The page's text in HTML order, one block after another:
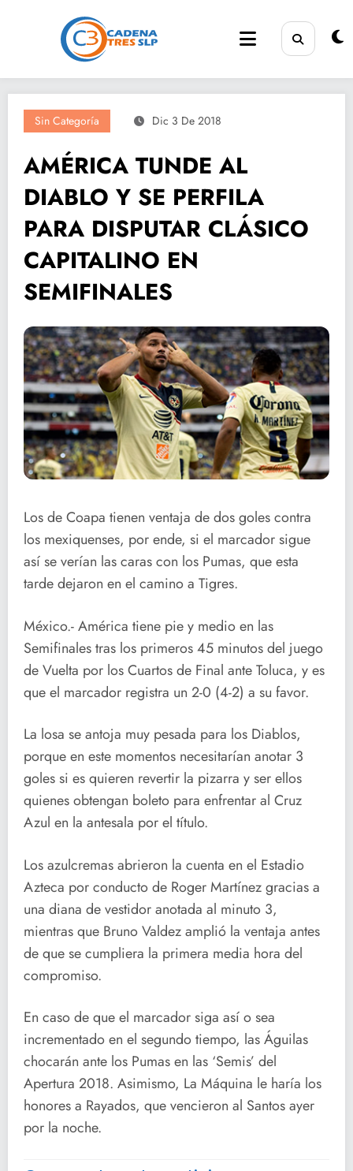
Sin Categoría Dic 3 De 2018
AMÉRICA TUNDE AL
DIABLO Y SE PERFILA
PARA DISPUTAR CLÁSICO
CAPITALINO EN
SEMIFINALES
Los de Coapa tienen ventaja de dos goles contra
los mexiquenses, por ende, si el marcador sigue
así se verían las caras con los Pumas, que esta
tarde dejaron en el camino a Tigres.
México.- América tiene pie y medio en las
Semifinales tras los primeros 45 minutos del juego
de Vuelta por los Cuartos de Final ante Toluca, y es
que el marcador registra un 2-0 (4-2) a su favor.
La losa se antoja muy pesada para los Diablos,
porque en este momentos necesitarían anotar 3
goles si es quieren revertir la pizarra y ser ellos
quienes obtengan boleto para enfrentar al Cruz
Azul en la antesala por el título.
Los azulcremas abrieron la cuenta en el Estadio
Azteca por conducto de Roger Martínez gracias a
una diana de vestidor anotada al minuto 3,
mientras que Bruno Valdez amplió la ventaja antes
de que se cumpliera la primera media hora del
compromiso.
En caso de que el marcador siga así o sea
incrementado en el segundo tiempo, las Águilas
chocarán ante los Pumas en las ‘Semis’ del
Apertura 2018. Asimismo, La Máquina le haría los
honores a Rayados, que vencieron al Santos ayer
por la noche.